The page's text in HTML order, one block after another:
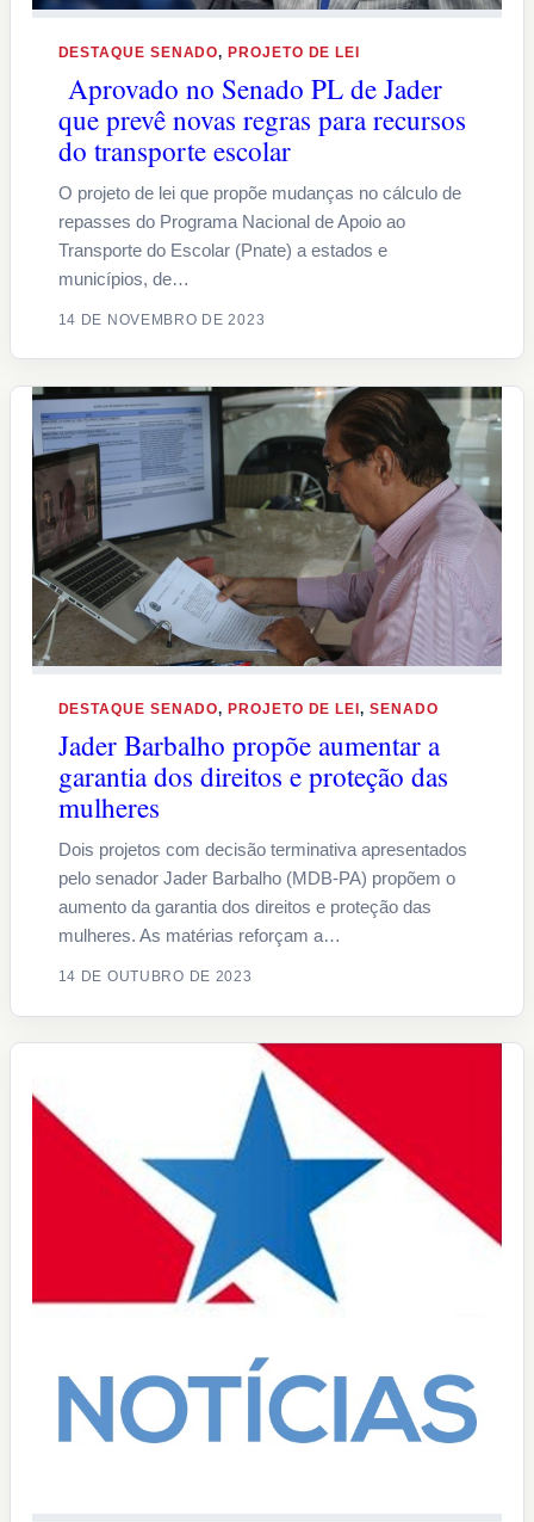
DESTAQUE SENADO, PROJETO DE LEI
Aprovado no Senado PL de Jader
que prevê novas regras para recursos
do transporte escolar
O projeto de lei que propõe mudanças no cálculo de
repasses do Programa Nacional de Apoio ao
Transporte do Escolar (Pnate) a estados e
municípios, de…
14 DE NOVEMBRO DE 2023
DESTAQUE SENADO, PROJETO DE LEI, SENADO
Jader Barbalho propõe aumentar a
garantia dos direitos e proteção das
mulheres
Dois projetos com decisão terminativa apresentados
pelo senador Jader Barbalho (MDB-PA) propõem o
aumento da garantia dos direitos e proteção das
mulheres. As matérias reforçam a…
14 DE OUTUBRO DE 2023